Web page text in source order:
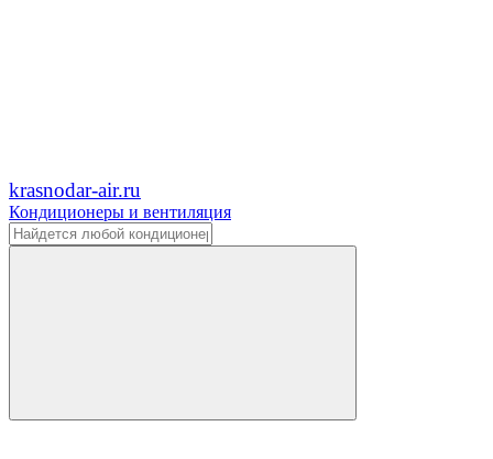
krasnodar-air.ru
Кондиционеры и вентиляция